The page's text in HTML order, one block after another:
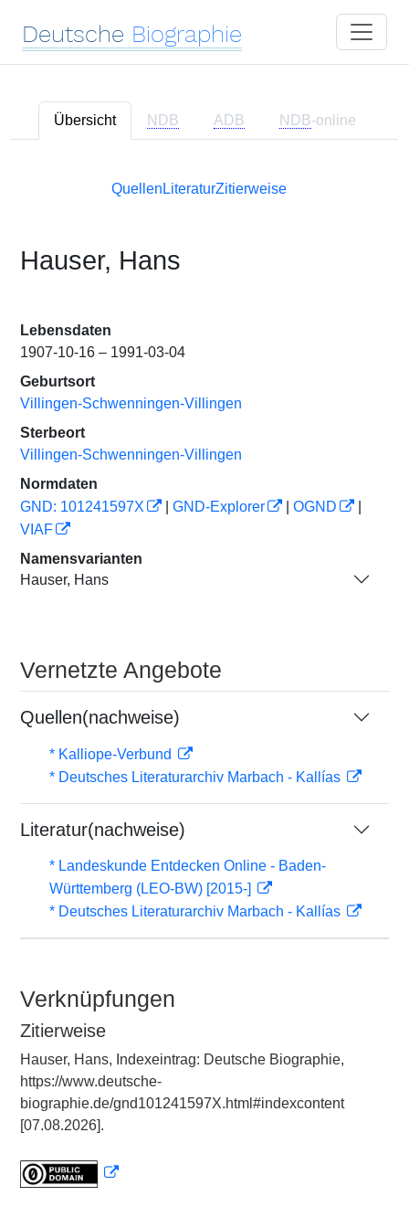
Deutsche Biographie
Übersicht NDB ADB NDB-online
Quellen LiteraturZitierweise
Hauser, Hans
Lebensdaten
1907-10-16 – 1991-03-04
Geburtsort
Villingen-Schwenningen-Villingen
Sterbeort
Villingen-Schwenningen-Villingen
Normdaten
GND: 101241597X
GND-Explorer OGND
VIAF
Namensvarianten
Hauser, Hans
Vernetzte Angebote
Quellen(nachweise)
* Kalliope-Verbund
* Deutsches Literaturarchiv Marbach - Kallías
Literatur(nachweise)
* Landeskunde Entdecken Online - Baden-
Württemberg (LEO-BW) [2015-]
* Deutsches Literaturarchiv Marbach - Kallías
Verknüpfungen
Zitierweise
Hauser, Hans, Indexeintrag: Deutsche Biographie,
https://www.deutsche-
biographie.de/gnd101241597X.html#indexcontent
[07.08.2026].